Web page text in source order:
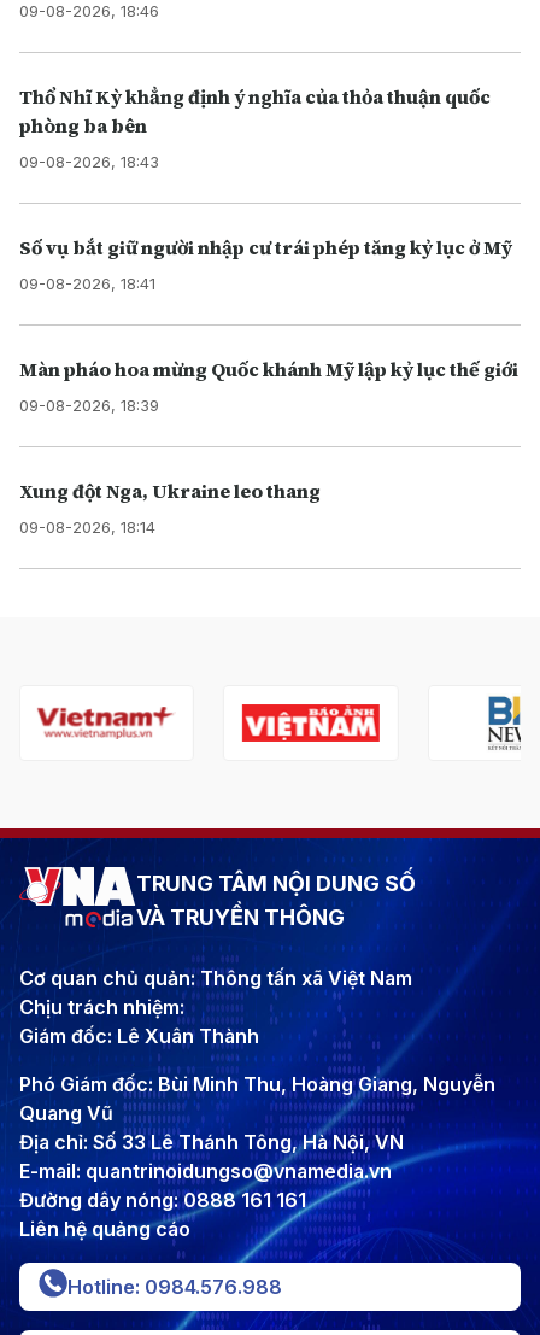
09-08-2026, 18:46
Thổ Nhĩ Kỳ khẳng định ý nghĩa của thỏa thuận quốc
phòng ba bên
09-08-2026, 18:43
Số vụ bắt giữ người nhập cư trái phép tăng kỷ lục ở Mỹ
09-08-2026, 18:41
Màn pháo hoa mừng Quốc khánh Mỹ lập kỷ lục thế giới
09-08-2026, 18:39
Xung đột Nga, Ukraine leo thang
09-08-2026, 18:14
TRUNG TÂM NỘI DUNG SỐ
VÀ TRUYỀN THÔNG
Cơ quan chủ quản: Thông tấn xã Việt Nam
Chịu trách nhiệm:
Giám đốc: Lê Xuân Thành
Phó Giám đốc: Bùi Minh Thu, Hoàng Giang, Nguyễn
Quang Vũ
Địa chỉ: Số 33 Lê Thánh Tông, Hà Nội, VN
E-mail: quantrinoidungso@vnamedia.vn
Đường dây nóng: 0888 161 161
Liên hệ quảng cáo
Hotline: 0984.576.988